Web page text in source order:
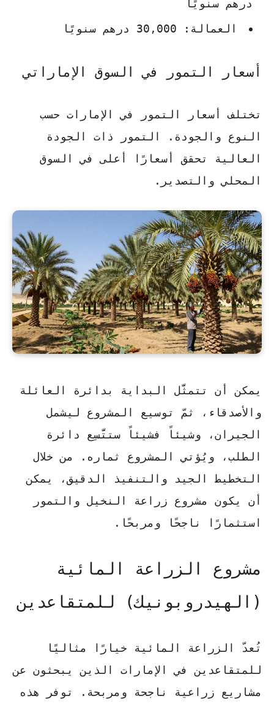
درهم سنويًا
العمالة: 30,000 درهم سنويًا
أسعار التمور في السوق الإماراتي
تختلف أسعار التمور في الإمارات حسب
النوع والجودة. التمور ذات الجودة
العالية تحقق أسعارًا أعلى في السوق
المحلي والتصدير.
يمكن أن تتمثَّل البداية بدائرة العائلة
والأصدقاء، ثمّ توسيع المشروع ليشمل
الجيران، وشيئاً فشيئاً ستتَّسِع دائرة
الطلب، ويُؤتي المشروع ثماره. من خلال
التخطيط الجيد والتنفيذ الدقيق، يمكن
أن يكون مشروع زراعة النخيل والتمور
استثمارًا ناجحًا ومربحًا.
مشروع الزراعة المائية
(الهيدروبونيك) للمتقاعدين
تُعدّ الزراعة المائية خيارًا مثاليًا
للمتقاعدين في الإمارات الذين يبحثون عن
مشاريع زراعية ناجحة ومربحة. توفر هذه